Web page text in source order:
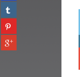
(Nouvelle
fenêtre)
facebook
(Nouvelle
fenêtre)
Partager
sur
tumblr
(Nouvelle
fenêtre)
Partager
sur
pinterest
(Nouvelle
Partager
sur